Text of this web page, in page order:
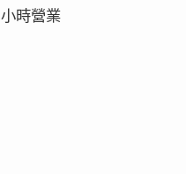
小時營業